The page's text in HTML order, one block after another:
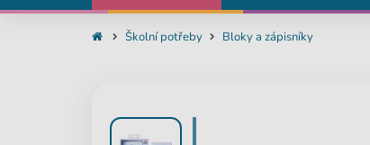
Školní potřeby Bloky a zápisníky